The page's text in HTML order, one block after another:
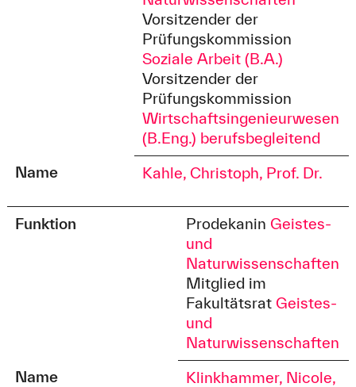
Vorsitzender der
Prüfungskommission
Soziale Arbeit (B.A.)
Vorsitzender der
Prüfungskommission
Wirtschaftsingenieurwesen
(B.Eng.) berufsbegleitend
Name
Kahle, Christoph, Prof. Dr.
Funktion Prodekanin Geistes-
und
Naturwissenschaften
Mitglied im
Fakultätsrat Geistes-
und
Naturwissenschaften
Name
Klinkhammer, Nicole,